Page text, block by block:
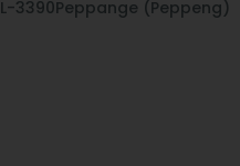
L-3390Peppange (Peppeng)